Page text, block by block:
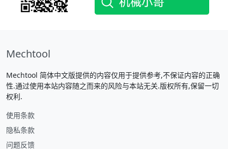
Mechtool
Mechtool 简体中文版提供的内容仅用于提供参考,不保证内容的正确
性.通过使用本站内容随之而来的风险与本站无关.版权所有,保留一切
权利.
使用条款
隐私条款
问题反馈